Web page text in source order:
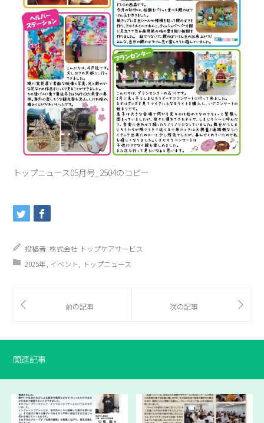
トップニュース05月号_2504のコピー
投稿者: 株式会社 トップケアサービス
2025年 イベント トップニュース
関連記事